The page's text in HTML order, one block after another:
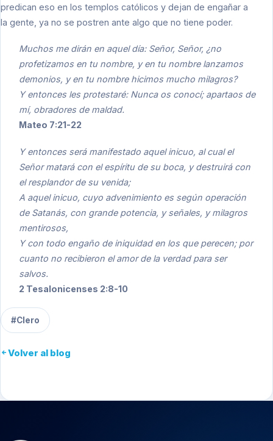
predican eso en los templos católicos y dejan de engañar a
la gente, ya no se postren ante algo que no tiene poder.
Muchos me dirán en aquel día: Señor, Señor, ¿no
profetizamos en tu nombre, y en tu nombre lanzamos
demonios, y en tu nombre hicimos mucho milagros?
Y entonces les protestaré: Nunca os conocí; apartaos de
mí, obradores de maldad.
Mateo 7:21-22
Y entonces será manifestado aquel inicuo, al cual el
Señor matará con el espíritu de su boca, y destruirá con
el resplandor de su venida;
A aquel inicuo, cuyo advenimiento es según operación
de Satanás, con grande potencia, y señales, y milagros
mentirosos,
Y con todo engaño de iniquidad en los que perecen; por
cuanto no recibieron el amor de la verdad para ser
salvos.
2 Tesalonicenses 2:8-10
#Clero
Volver al blog